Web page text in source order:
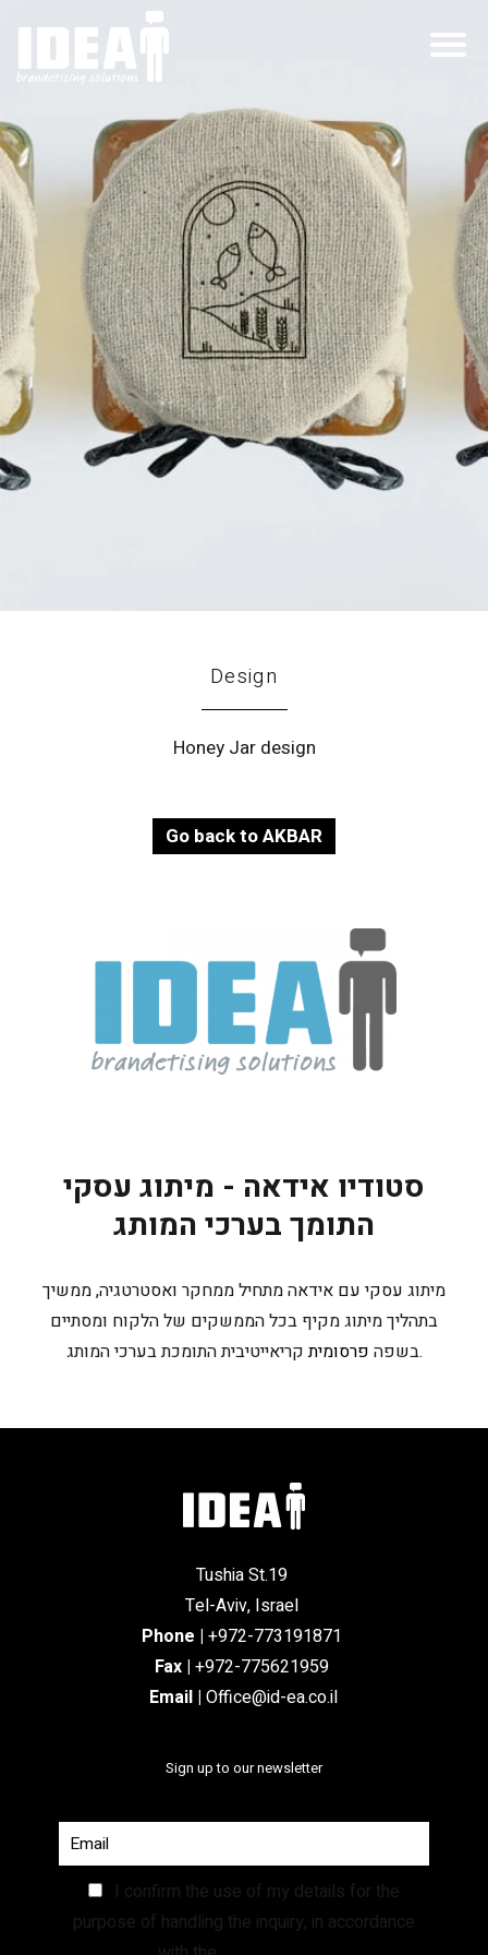
Design
Honey Jar design
Go back to AKBAR
סטודיו אידאה - מיתוג עסקי
התומך בערכי המותג
מיתוג עסקי עם אידאה מתחיל ממחקר ואסטרטגיה, ממשיך
בתהליך מיתוג מקיף בכל הממשקים של הלקוח ומסתיים
בשפה פרסומית קריאייטיבית התומכת בערכי המותג.
Tushia St.19
Tel-Aviv, Israel
Phone | +972-773191871
Fax | +972-775621959
Email | Office@id-ea.co.il
Sign up to our newsletter
I confirm the use of my details for the
purpose of handling the inquiry, in accordance